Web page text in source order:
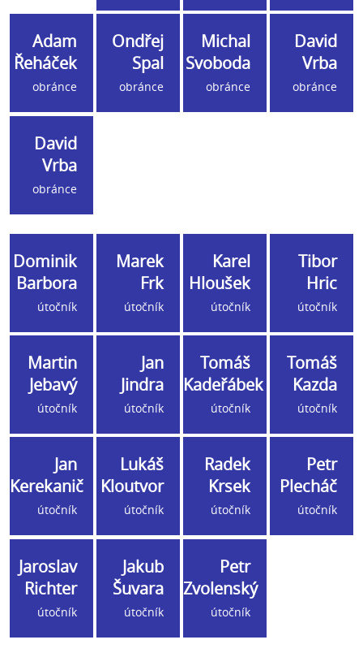
Adam
Řeháček
obránce
Ondřej
Spal
obránce
Michal
Svoboda
obránce
David
Vrba
obránce
David
Vrba
obránce
Dominik
Barbora
útočník
Marek
Frk
útočník
Karel
Hloušek
útočník
Tibor
Hric
útočník
Martin
Jebavý
útočník
Jan
Jindra
útočník
Tomáš
Kadeřábek
útočník
Tomáš
Kazda
útočník
Jan
Kerekanič
útočník
Lukáš
Kloutvor
útočník
Radek
Krsek
útočník
Petr
Plecháč
útočník
Jaroslav
Richter
útočník
Jakub
Šuvara
útočník
Petr
Zvolenský
útočník